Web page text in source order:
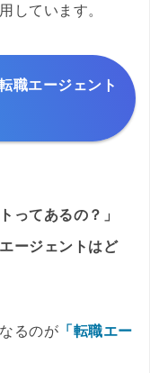
しています。
職エージェント
ってあるの？」
ージェントはど
るのが 「転職エー